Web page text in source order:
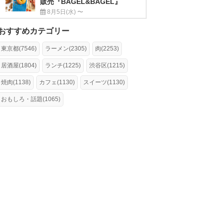
8月5日(水) 〜
すすめカテゴリー
東京都(7546) ラーメン(2305) 肉(2253)
居酒屋(1804) ランチ(1225) 渋谷区(1215)
焼肉(1138) カフェ(1130) スイーツ(1130)
おもしろ・話題(1065)